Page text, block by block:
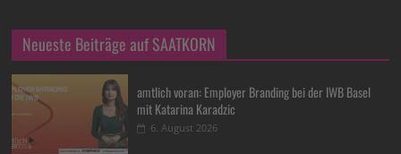
Neueste Beiträge auf SAATKORN
amtlich voran: Employer Branding bei der IWB Basel
mit Katarina Karadzic
6. August 2026